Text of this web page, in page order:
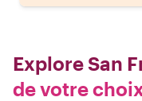
Explore San
de votre